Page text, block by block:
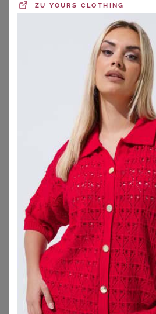
Badeanzug
39,00€
ZUWITT WEIDEN
ZUYOURS CLOTHING